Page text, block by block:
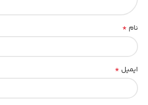
واقعی
کامل دستگاه اطمینان حاصل کند. این ویژگی
تاپ استوک اهمیت بسیار زیادی دارد و باعث میشود
بیشتری خرید کنند. ارسال سریع، بسته بندی
کالا، از دیگر مزایای خرید از این فروشگاه است.
ProBook 445 G8 A++)
نام *
ایمیل *